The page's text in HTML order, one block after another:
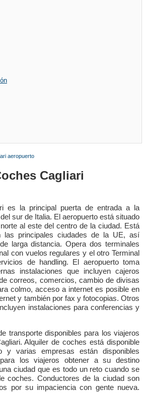
aeropuerto
Cagliari
es la principal puerta de entrada a la
sur de Italia. El aeropuerto está situado
al este del centro de la ciudad. Está
las principales ciudades de la UE, así
larga distancia. Opera dos terminales
con vuelos regulares y el otro Terminal
de handling. El aeropuerto toma
instalaciones que incluyen cajeros
correos, comercios, cambio de divisas
colmo, acceso a internet es posible en
y también por fax y fotocopias. Otros
instalaciones para conferencias y
transporte disponibles para los viajeros
Alquiler de coches está disponible
y varias empresas están disponibles
los viajeros obtener a su destino
ciudad que es todo un reto cuando se
coches. Conductores de la ciudad son
por su impaciencia con gente nueva.